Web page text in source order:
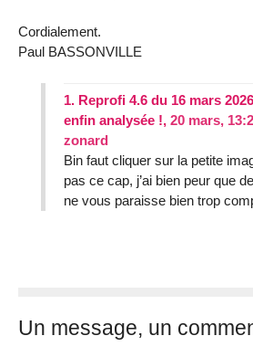
Cordialement.
Paul BASSONVILLE
1. Reprofi 4.6 du 16 mars
enfin analysée !, 20 mars,
zonard
Bin faut cliquer sur la petite
pas ce cap, j’ai bien peur que
ne vous paraisse bien trop
Un message, un